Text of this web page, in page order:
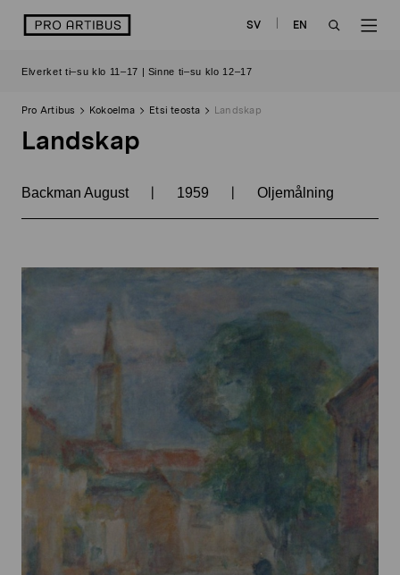
sisältöön
logo SV
EN
Elverket ti–su klo 11–17 | Sinne ti–su klo 12–17
Pro Artibus Kokoelma Etsi teosta Landskap
Landskap
Backman August | 1959 | Oljemålning